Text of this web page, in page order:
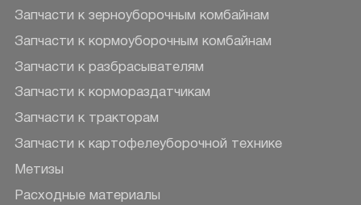
Запчасти к зерноуборочным комбайнам
Запчасти к кормоуборочным комбайнам
Запчасти к разбрасывателям
Запчасти к кормораздатчикам
Запчасти к тракторам
Запчасти к картофелеуборочной технике
Метизы
Расходные материалы